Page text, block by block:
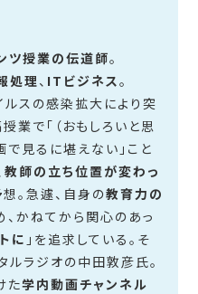
ツ授業の伝道師。
処理 、 ITビジネス。
スの感染拡大により突
業で「（おもしろいと思
で見るに堪えない」こと
教師の立ち位置が変わっ
。急遽、自身の教育力の
かねてから関心のあっ
に 」を追求している。そ
ルラジオの中田敦彦氏。
た学内動画チャンネル